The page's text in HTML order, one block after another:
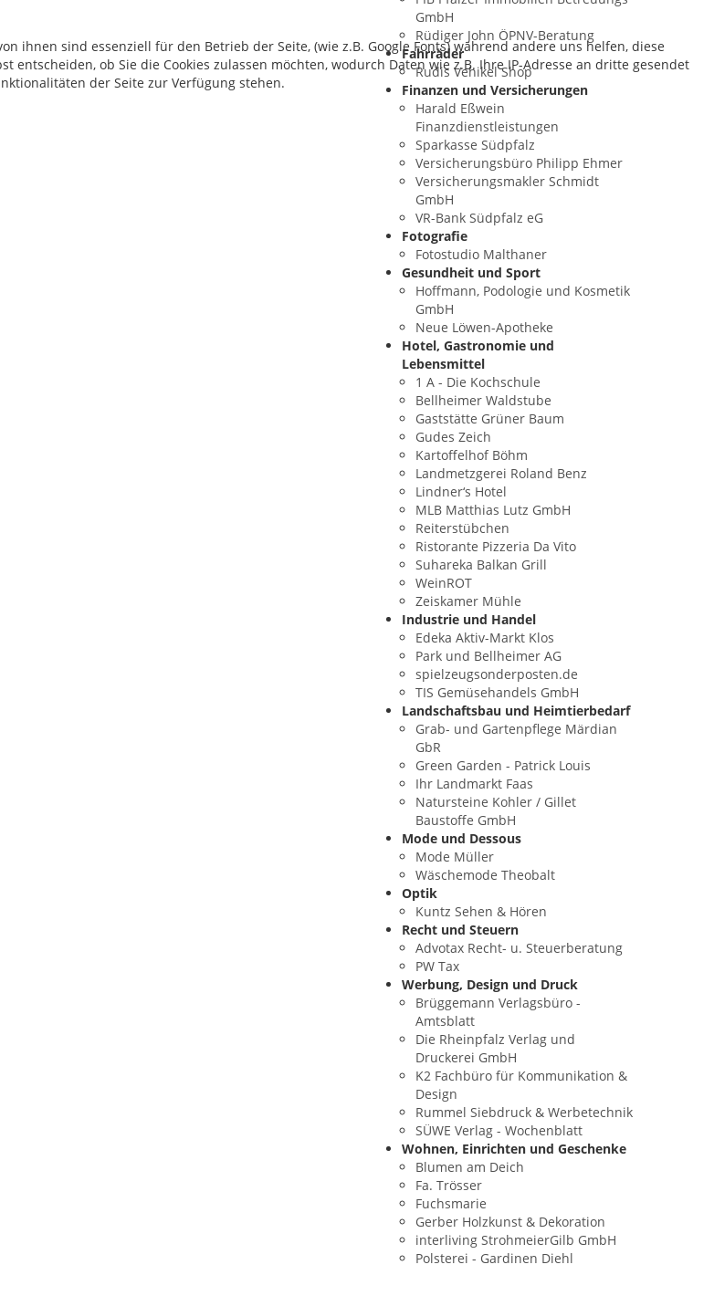
GmbH
Rüdiger John ÖPNV-Beratung
Fahrräder
Rudis Vehikel Shop
Finanzen und Versicherungen
Harald Eßwein
Finanzdienstleistungen
Sparkasse Südpfalz
Versicherungsbüro Philipp Ehmer
Versicherungsmakler Schmidt
GmbH
VR-Bank Südpfalz eG
Fotografie
Fotostudio Malthaner
Gesundheit und Sport
Hoffmann, Podologie und Kosmetik
GmbH
Neue Löwen-Apotheke
Hotel, Gastronomie und
Lebensmittel
1 A - Die Kochschule
Bellheimer Waldstube
Gaststätte Grüner Baum
Gudes Zeich
Kartoffelhof Böhm
Landmetzgerei Roland Benz
Lindner‘s Hotel
MLB Matthias Lutz GmbH
Reiterstübchen
Ristorante Pizzeria Da Vito
Suhareka Balkan Grill
WeinROT
Zeiskamer Mühle
Industrie und Handel
Edeka Aktiv-Markt Klos
Park und Bellheimer AG
spielzeugsonderposten.de
TIS Gemüsehandels GmbH
Landschaftsbau und Heimtierbedarf
Grab- und Gartenpflege Märdian
GbR
Green Garden - Patrick Louis
Ihr Landmarkt Faas
Natursteine Kohler / Gillet
Baustoffe GmbH
Mode und Dessous
Mode Müller
Wäschemode Theobalt
Optik
Kuntz Sehen & Hören
Recht und Steuern
Advotax Recht- u. Steuerberatung
PW Tax
Werbung, Design und Druck
Brüggemann Verlagsbüro -
Amtsblatt
Die Rheinpfalz Verlag und
Druckerei GmbH
K2 Fachbüro für Kommunikation &
Design
Rummel Siebdruck & Werbetechnik
SÜWE Verlag - Wochenblatt
Wohnen, Einrichten und Geschenke
Blumen am Deich
Fa. Trösser
Fuchsmarie
Gerber Holzkunst & Dekoration
interliving StrohmeierGilb GmbH
Polsterei - Gardinen Diehl
ihnen sind essenziell für den Betrieb der Seite, (wie z.B. Google Fonts) während andere uns helfen, diese
entscheiden, ob Sie die Cookies zulassen möchten, wodurch Daten wie z.B. Ihre IP-Adresse an dritte gesendet
der Seite zur Verfügung stehen.